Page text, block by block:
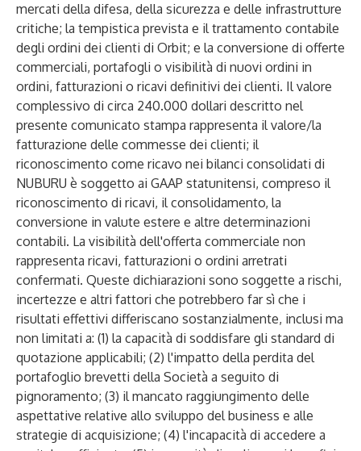
mercati della difesa, della sicurezza e delle infrastrutture
critiche; la tempistica prevista e il trattamento contabile
degli ordini dei clienti di Orbit; e la conversione di offerte
commerciali, portafogli o visibilità di nuovi ordini in
ordini, fatturazioni o ricavi definitivi dei clienti. Il valore
complessivo di circa 240.000 dollari descritto nel
presente comunicato stampa rappresenta il valore/la
fatturazione delle commesse dei clienti; il
riconoscimento come ricavo nei bilanci consolidati di
NUBURU è soggetto ai GAAP statunitensi, compreso il
riconoscimento di ricavi, il consolidamento, la
conversione in valute estere e altre determinazioni
contabili. La visibilità dell'offerta commerciale non
rappresenta ricavi, fatturazioni o ordini arretrati
confermati. Queste dichiarazioni sono soggette a rischi,
incertezze e altri fattori che potrebbero far sì che i
risultati effettivi differiscano sostanzialmente, inclusi ma
non limitati a: (1) la capacità di soddisfare gli standard di
quotazione applicabili; (2) l'impatto della perdita del
portafoglio brevetti della Società a seguito di
pignoramento; (3) il mancato raggiungimento delle
aspettative relative allo sviluppo del business e alle
strategie di acquisizione; (4) l'incapacità di accedere a